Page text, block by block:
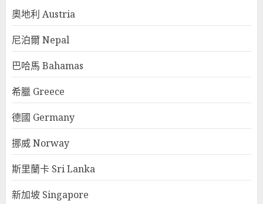
奧地利 Austria
尼泊爾 Nepal
巴哈馬 Bahamas
希臘 Greece
德國 Germany
挪威 Norway
斯里蘭卡 Sri Lanka
新加坡 Singapore